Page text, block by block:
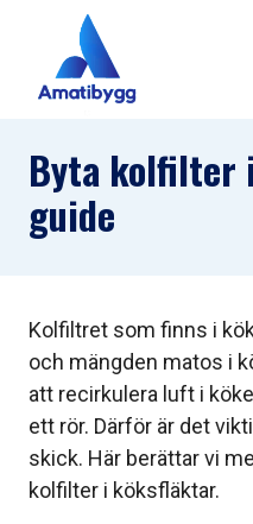
Byta kolfilter
guide
Kolfiltret som finns i
och mängden matos i
att recirkulera luft i
ett rör. Därför är det
skick. Här berättar vi
kolfilter i köksfläktar.